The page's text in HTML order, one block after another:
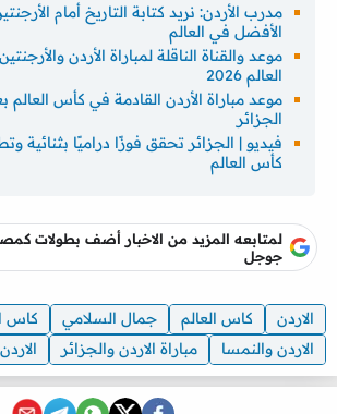
مدرب الأردن: نريد كتابة التاريخ أمام
الأفضل في العالم
موعد والقناة الناقلة لمباراة الأردن
العالم 2026
موعد مباراة الأردن القادمة في كأس العالم
الجزائر
فيديو | الجزائر تحقق فوزًا دراميًا بثنائية
كأس العالم
لمتابعه المزيد من الاخبار أضف بطولات
جوجل
الاردن كاس العالم جمال السلامي
كاس
الاردن والنمسا
مباراة الاردن والجزائر